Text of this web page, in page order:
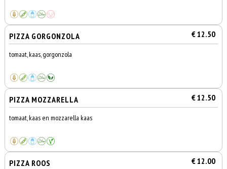
PIZZA GORGONZOLA € 12.50
tomaat, kaas, gorgonzola
PIZZA MOZZARELLA € 12.50
tomaat, kaas en mozzarella kaas
PIZZA ROOS € 12.00